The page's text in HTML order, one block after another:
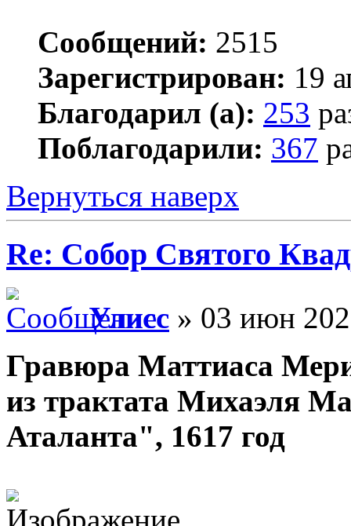
Сообщений: 2515
Зарегистрирован: 19
Благодарил (а): 253
Поблагодарили: 367
Вернуться наверх
Re: Собор Святого
Улисс » 03 июн
Гравюра Маттиаса
из трактата Михаэля
Аталанта", 1617 год